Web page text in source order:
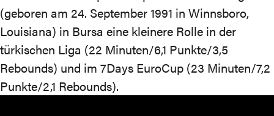
(geboren am 24. September 1991 in Winnsboro,
Louisiana) in Bursa eine kleinere Rolle in der
türkischen Liga (22 Minuten/6,1 Punkte/3,5
Rebounds) und im 7Days EuroCup (23 Minuten/7,2
Punkte/2,1 Rebounds).